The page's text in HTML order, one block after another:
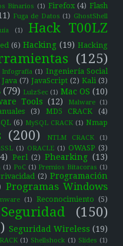
Binarios (1) Firefox (4) Flash
Fuga de Datos (1) GhostShell
(1)
Hack T00LZ
(6) Hacking (19) Hacking
(125)
Infografía (1) Ingeniería Social
Java (7) JavaScript (2) Kali (3)
(79) LulzSec (1) Mac OS (10)
Tools (12) Malware (1)
(3) MD5 CRACK (4)
(6) MySQL CRACK (1) Nmap
(200) NTLM CRACK (1)
(1) ORACLE (1) OWASP (3)
Perl (2) Phearking (13)
(1) PoC (1) Premios Bitacoras (1)
(2) Programación
Programas Windows
(1) Reconocimiento (5)
Seguridad
(150)
Seguridad Wireless (19)
(1) Shellshock (1) Slides (1)